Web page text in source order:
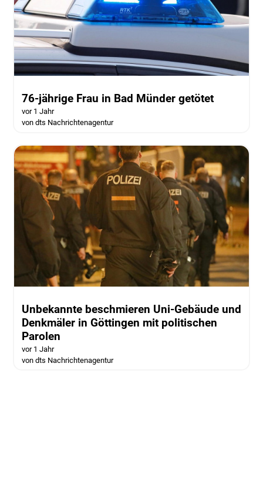
76-jährige Frau in Bad Münder getötet
vor 1 Jahr
von dts Nachrichtenagentur
Unbekannte beschmieren Uni-Gebäude und
Denkmäler in Göttingen mit politischen
Parolen
vor 1 Jahr
von dts Nachrichtenagentur